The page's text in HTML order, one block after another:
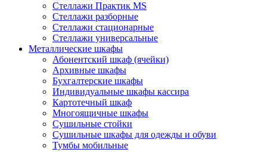
Стеллажи Практик MS
Стеллажи разборные
Стеллажи стационарные
Стеллажи универсальные
Металлические шкафы
Абонентский шкаф (ячейки)
Архивные шкафы
Бухгалтерские шкафы
Индивидуальные шкафы кассира
Картотечный шкаф
Многоящичные шкафы
Сушильные стойки
Сушильные шкафы для одежды и обуви
Тумбы мобильные